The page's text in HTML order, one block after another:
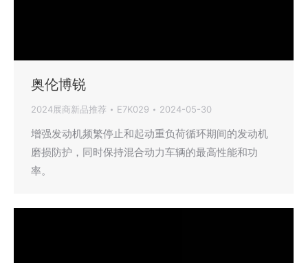
奥伦博锐
2024展商新品推荐 E7K029 2024-05-30
增强发动机频繁停止和起动重负荷循环期间的发动机
磨损防护，同时保持混合动力车辆的最高性能和功
率。